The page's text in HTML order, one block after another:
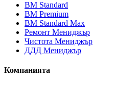
ВМ Standard
ВМ Premium
ВМ Standard Max
Ремонт Мениджър
Чистота Мениджър
ДДД Мениджър
Компанията